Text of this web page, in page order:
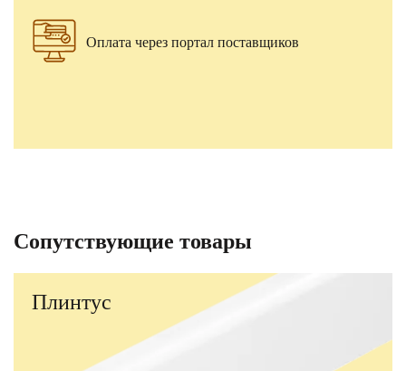
Оплата через портал поставщиков
Сопутствующие товары
Плинтус